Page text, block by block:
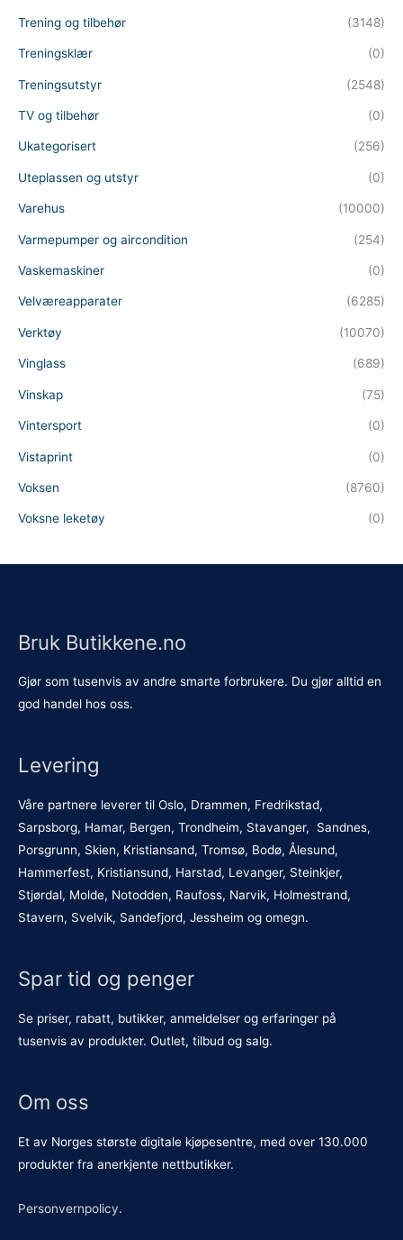
Trening og tilbehør (3148)
Treningsklær (0)
Treningsutstyr (2548)
TV og tilbehør (0)
Ukategorisert (256)
Uteplassen og utstyr (0)
Varehus (10000)
Varmepumper og aircondition (254)
Vaskemaskiner (0)
Velværeapparater (6285)
Verktøy (10070)
Vinglass (689)
Vinskap (75)
Vintersport (0)
Vistaprint (0)
Voksen (8760)
Voksne leketøy (0)
Bruk Butikkene.no
Gjør som tusenvis av andre smarte forbrukere. Du gjør alltid en
god handel hos oss.
Levering
Våre partnere leverer til Oslo, Drammen, Fredrikstad,
Sarpsborg, Hamar, Bergen, Trondheim, Stavanger, Sandnes,
Porsgrunn, Skien, Kristiansand, Tromsø, Bodø, Ålesund,
Hammerfest, Kristiansund, Harstad, Levanger, Steinkjer,
Stjørdal, Molde, Notodden, Raufoss, Narvik, Holmestrand,
Stavern, Svelvik, Sandefjord, Jessheim og omegn.
Spar tid og penger
Se priser, rabatt, butikker, anmeldelser og erfaringer på
tusenvis av produkter. Outlet, tilbud og salg.
Om oss
Et av Norges største digitale kjøpesentre, med over 130.000
produkter fra anerkjente nettbutikker.
Personvernpolicy.